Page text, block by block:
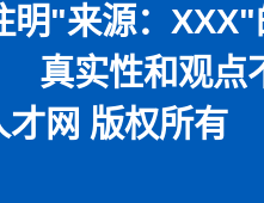
明"来源： XXX"
真实性和观点
权所有 本网